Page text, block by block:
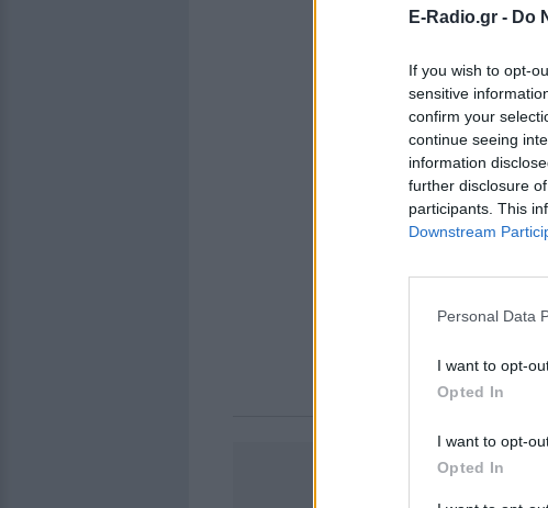
E-Radio.gr - Do
If you wish to opt-
sensitive
confirm your
continue seeing
information
further disclosure
participants. This
Downstream
Personal Data
I want to opt-
Opted In
I want to opt-
Opted In
Ο
της
να ζει.
H
1992.